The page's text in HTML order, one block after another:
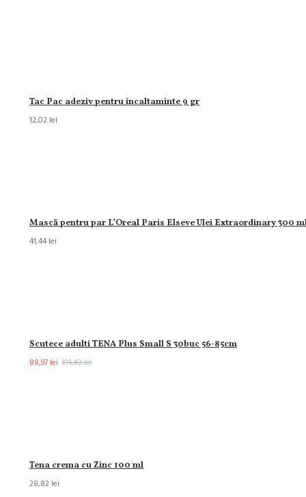
Tac Pac adeziv pentru incaltaminte 9 gr
12,02 lei
Mască pentru par L’Oreal Paris Elseve Ulei Extraordinary 300
41,44 lei
Scutece adulti TENA Plus Small S 30buc 56-85cm
88,97 lei 104,48 lei
Tena crema cu Zinc 100 ml
28,82 lei